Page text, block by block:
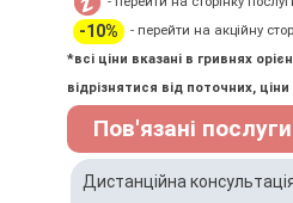
-10%
- перейти на акційну
*всі ціни вказані в гривнях
відрізнятися від поточних,
Пов'язані
Дистанційна